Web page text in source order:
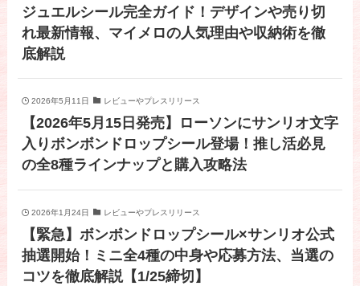
ジュエルシール完全ガイド！デザインや売り切
れ最新情報、マイメロの人気理由や収納術を徹
底解説
2026年5月11日 レビューやプレスリリース
【2026年5月15日発売】ローソンにサンリオ文字
入りボンボンドロップシール登場！推し活必見
の全8種ラインナップと購入攻略法
2026年1月24日 レビューやプレスリリース
【緊急】ボンボンドロップシール×サンリオ公式
抽選開始！ミニ全4種の中身や応募方法、当選の
コツを徹底解説【1/25締切】